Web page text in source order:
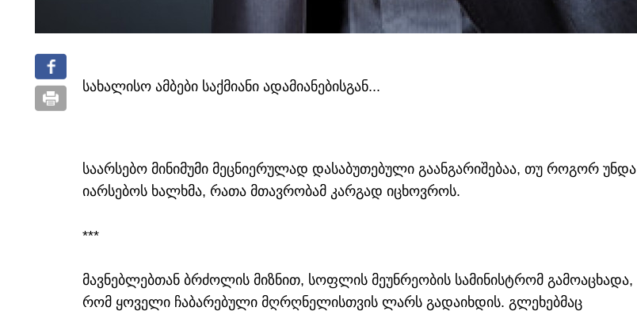
სახალისო ამბები საქმიანი ადამიანებისგან...
საარსებო მინიმუმი მეცნიერულად დასაბუთებული გაანგარიშებაა, თუ როგორ უნდა
იარსებოს ხალხმა, რათა მთავრობამ კარგად იცხოვროს.
***
მავნებლებთან ბრძოლის მიზნით, სოფლის მეუნრეობის სამინისტრომ გამოაცხადა,
რომ ყოველი ჩაბარებული მღრღნელისთვის ლარს გადაიხდის. გლეხებმაც